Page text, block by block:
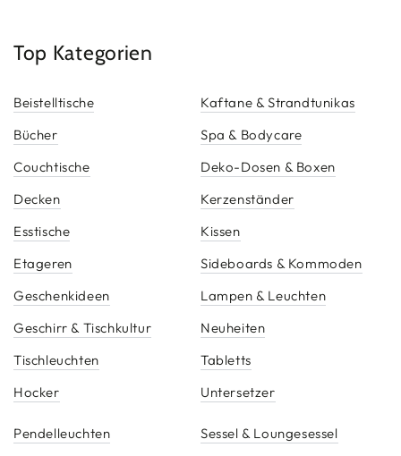
Top Kategorien
Beistelltische
Bücher
Couchtische
Decken
Esstische
Etageren
Geschenkideen
Geschirr & Tischkultur
Tischleuchten
Hocker
Kaftane & Strandtunikas
Spa & Bodycare
Deko-Dosen & Boxen
Kerzenständer
Kissen
Sideboards & Kommoden
Lampen & Leuchten
Neuheiten
Tabletts
Untersetzer
Pendelleuchten
Sessel & Loungesessel